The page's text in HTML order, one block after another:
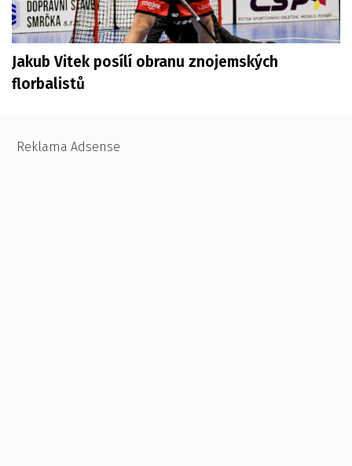
Jakub Vitek posílí obranu znojemských
florbalistů
Reklama Adsense